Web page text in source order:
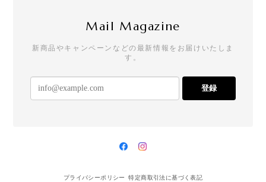
Mail Magazine
新商品やキャンペーンなどの最新情報をお届けいたしま
す。
登録
プライバシーポリシー 特定商取引法に基づく表記